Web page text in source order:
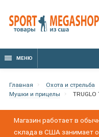
МЕНЮ
Главная Охота и стрельба
Мушки и прицелы
TRUGLO
Магазин работает в
склада в США занимает